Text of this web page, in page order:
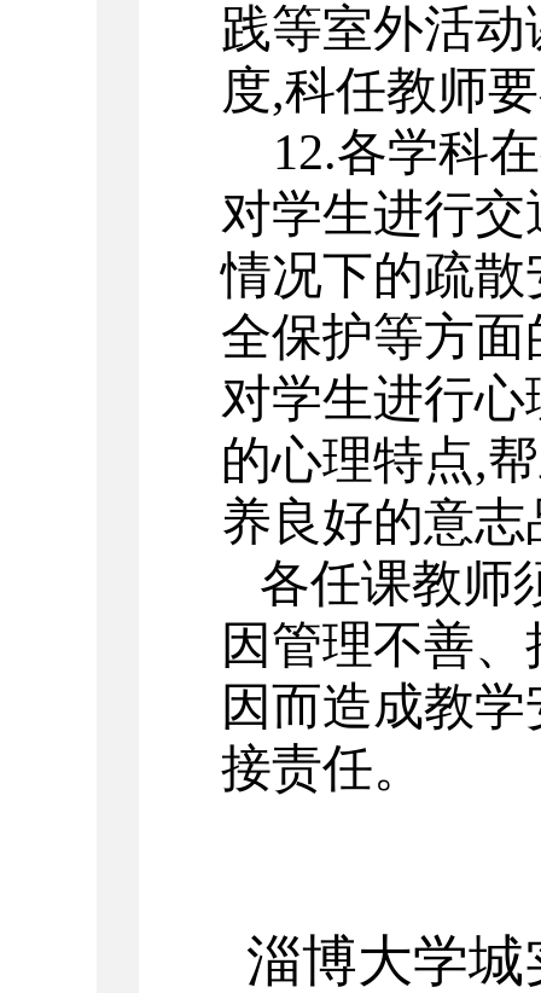
践等室外活
度,科任教师
12.各学科
对学生进行
情况下的疏
全保护等方
对学生进行
的心理特点,
养良好的意志
各任课教师
因管理不善
因而造成教
接责任。
淄博大学